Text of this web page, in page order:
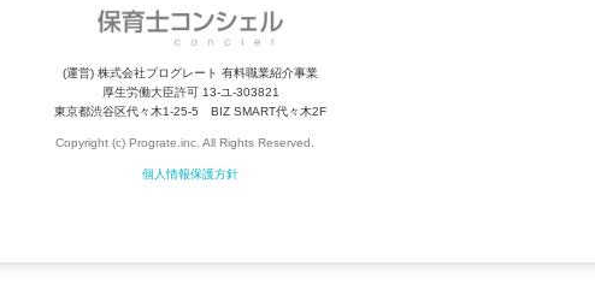
(運営) 株式会社プログレート 有料職業紹介事業
厚生労働大臣許可 13-ユ-303821
東京都渋谷区代々木1-25-5 BIZ SMART代々木2F
Copyright (c) Prograte.inc. All Rights Reserved.
個人情報保護方針